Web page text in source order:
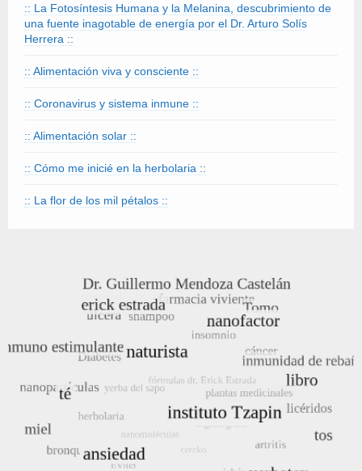
:: La Fotosíntesis Humana y la Melanina, descubrimiento de
una fuente inagotable de energía por el Dr. Arturo Solís
Herrera ::
:: Alimentación viva y consciente ::
:: Coronavirus y sistema inmune ::
:: Alimentación solar ::
:: Cómo me inicié en la herbolaria ::
:: La flor de los mil pétalos ::